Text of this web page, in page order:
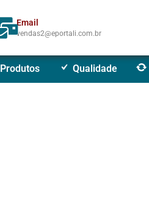
Email
vendas2@eportali.com.br
Produtos Qualidade